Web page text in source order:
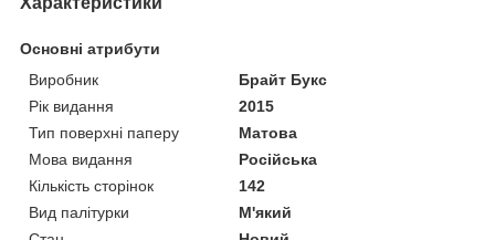
Основні атрибути
Виробник
Брайт Букс
Рік видання
2015
Тип поверхні паперу
Матова
Мова видання
Російська
Кількість сторінок
142
Вид палітурки
М'який